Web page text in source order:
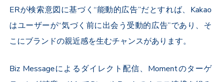
ERが検索意図に基づく“能動的広告”だとすれば、 Kakao
はユーザーが“気づく前に出会う受動的広告”であり、そ
こにブランドの親近感を生むチャンスがあります。
Biz Messageによるダイレクト配信、 Momentのターゲ